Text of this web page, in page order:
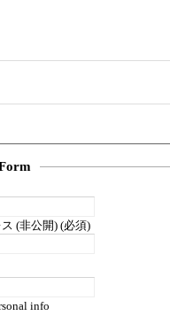
(非公開) (必須)
info